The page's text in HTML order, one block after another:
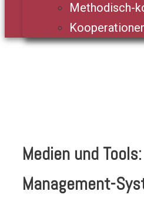
Methodisch-
Medien und
Management-